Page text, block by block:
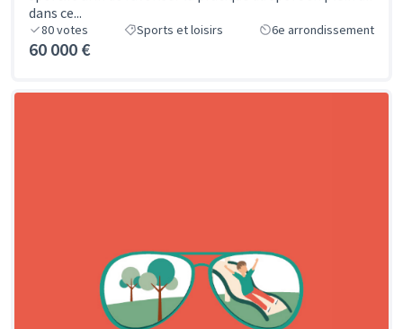
dans ce...
80votes Sports et loisirs 6e arrondissement
60 000 €